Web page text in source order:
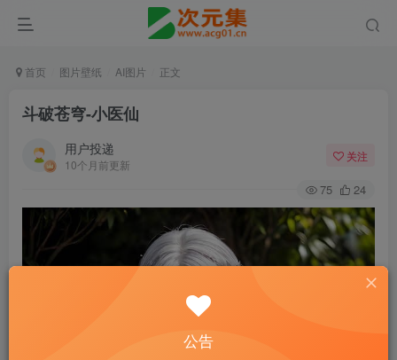
首页 图片壁纸 AI图片 正文
斗破苍穹-小医仙
用户投递
10个月前更新
关注
75 24
公告